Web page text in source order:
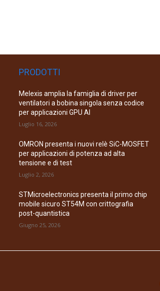
PRODOTTI
Melexis amplia la famiglia di driver per
ventilatori a bobina singola senza codice
per applicazioni GPU AI
Luglio 16, 2026
OMRON presenta i nuovi relè SiC-MOSFET
per applicazioni di potenza ad alta
tensione e di test
Luglio 2, 2026
STMicroelectronics presenta il primo chip
mobile sicuro ST54M con crittografia
post-quantistica
Giugno 25, 2026